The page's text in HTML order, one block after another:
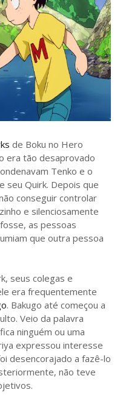
de Boku no Hero
era tão desaprovado
Tenko e o
seu Quirk. Depois que
conseguir controlar
e silenciosamente
as pessoas
que outra pessoa
seus colegas e
era frequentemente
. Bakugo até começou a
Veio da palavra
ninguém ou uma
expressou interesse
desencorajado a fazê-lo
não teve